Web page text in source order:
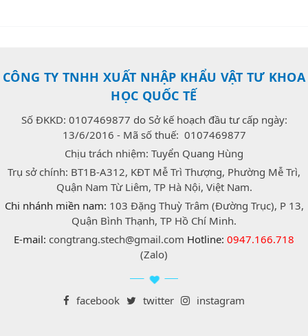
CÔNG TY TNHH XUẤT NHẬP KHẨU VẬT TƯ KHOA
HỌC QUỐC TẾ
Số ĐKKD: 0107469877 do Sở kế hoạch đầu tư cấp ngày:
13/6/2016 - Mã số thuế: 0107469877
Chịu trách nhiệm: Tuyển Quang Hùng
Trụ sở chính: BT1B-A312, KĐT Mễ Trì Thượng, Phường Mễ Trì,
Quận Nam Từ Liêm, TP Hà Nội, Việt Nam.
Chi nhánh miền nam: 103 Đặng Thuỳ Trâm (Đường Trục), P 13,
Quận Bình Thạnh, TP Hồ Chí Minh.
E-mail: congtrang.stech@gmail.com Hotline: 0947.166.718
(Zalo)
facebook twitter instagram